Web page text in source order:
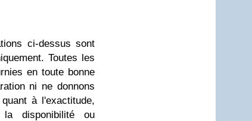
ci-dessus sont
Toutes les
en toute bonne
ni ne donnons
à l'exactitude,
disponibilité ou